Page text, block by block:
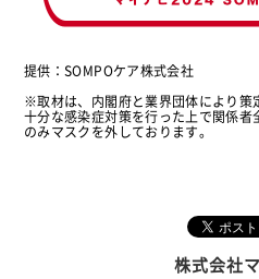
提供：SOMPOケア株式会社
※取材は、内閣府と業界団体により策
十分な感染症対策を行った上で関係者
のみマスクを外しております。
株式会社